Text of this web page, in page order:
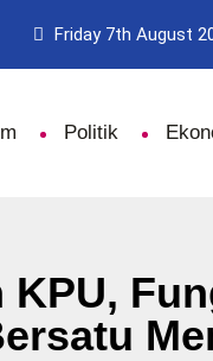
Friday 7th August
Politik